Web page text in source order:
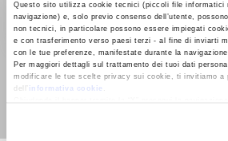
Questo sito utilizza cookie tecnici (piccoli file informatici
navigazione) e, solo previo consenso dell’utente,
non tecnici, in particolare possono essere impiegati
e con trasferimento verso paesi terzi - al fine di inviarti
con le tue preferenze, manifestate durante la
Per maggiori dettagli sul trattamento dei tuoi dati
modificare le tue scelte privacy sui cookie, ti invitiamo a
dell’
informativa cookie
Sūtra dal soglio del
sesto patriarca
Huìnéng